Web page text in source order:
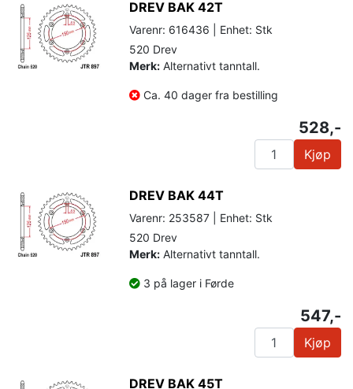
DREV BAK 42T
Varenr: 616436 | Enhet: Stk
520 Drev
Merk: Alternativt tanntall.
Ca. 40 dager fra bestilling
528,-
Kjøp
DREV BAK 44T
Varenr: 253587 | Enhet: Stk
520 Drev
Merk: Alternativt tanntall.
3 på lager i Førde
547,-
Kjøp
DREV BAK 45T